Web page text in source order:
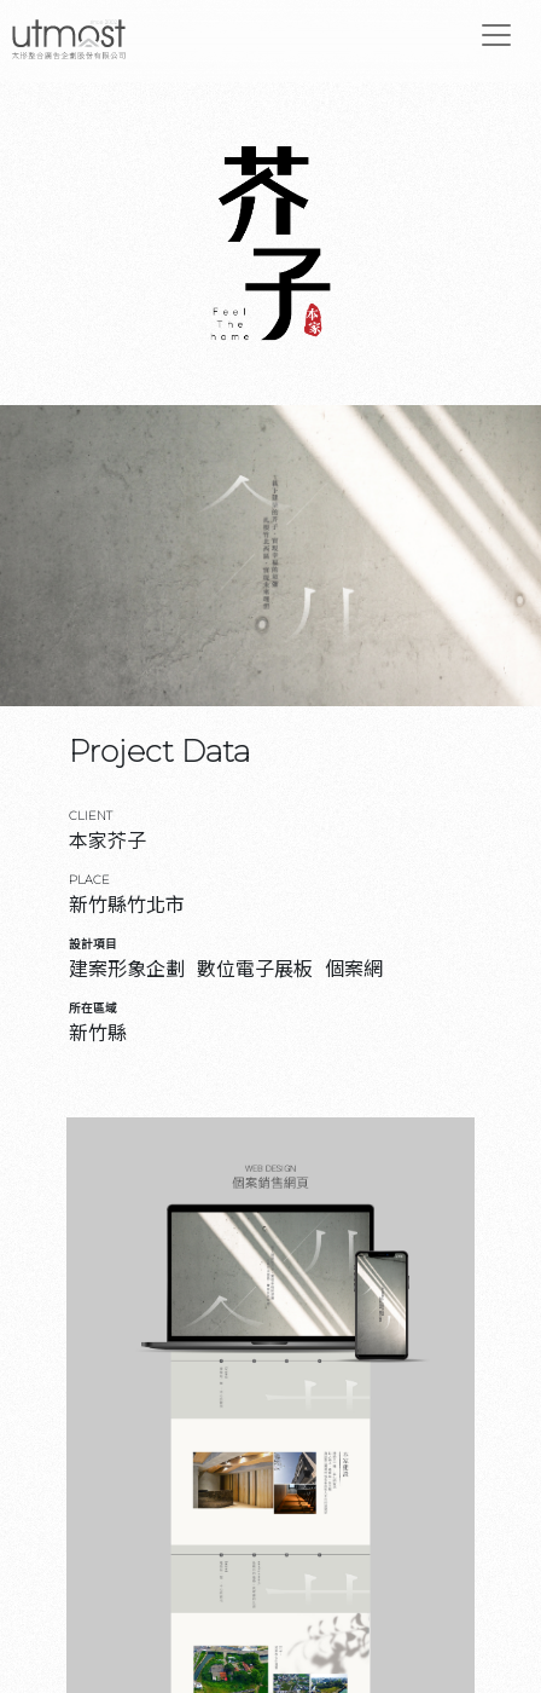
Project Data
CLIENT
本家芥子
PLACE
新竹縣竹北市
設計項目
建案形象企劃 數位電子展板 個案網
所在區域
新竹縣